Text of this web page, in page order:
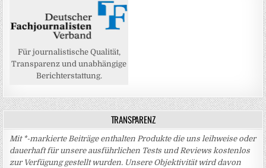
Für journalistische Qualität,
Transparenz und unabhängige
Berichterstattung.
TRANSPARENZ
Mit *-markierte Beiträge enthalten Produkte die uns leihweise oder
dauerhaft für unsere ausführlichen Tests und Reviews kostenlos
zur Verfügung gestellt wurden. Unsere Objektivität wird davon